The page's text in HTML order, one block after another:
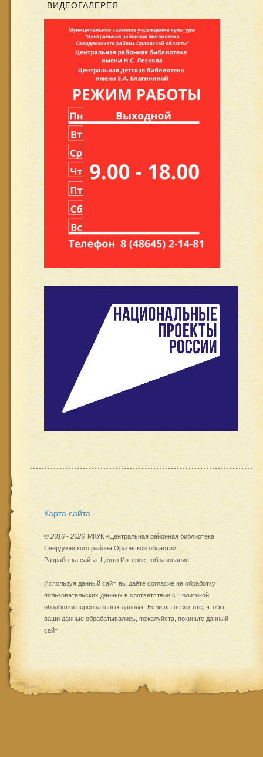
ВИДЕОГАЛЕРЕЯ
Карта сайта
© 2016 - 2026 МКУК «Центральная районная библиотека
Свердловского района Орловской области»
Разработка сайта: Центр Интернет-образования
Используя данный сайт, вы даёте согласие на обработку
пользовательских данных в соответствии с Политикой
обработки персональных данных . Если вы не хотите, чтобы
ваши данные обрабатывались, пожалуйста, покиньте данный
сайт.